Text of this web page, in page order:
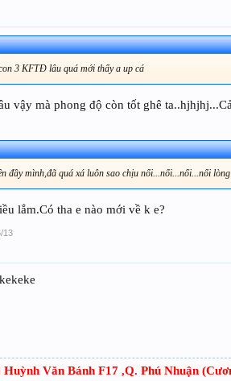
3 KFTĐ lâu quá mới thấy a up cá
vậy mà phong độ còn tốt ghê
đầy mình,đã quá xá luôn sao chịu nổi...nổi...nổi...nổi
lắm.Có tha e nào mới về k e?
13
Huỳnh Văn Bánh F17 ,Q. Phú Nhuận